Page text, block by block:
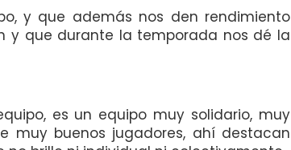
y que además nos den rendimiento
y que durante la temporada nos dé la
es un equipo muy solidario, muy
muy buenos jugadores, ahí destacan